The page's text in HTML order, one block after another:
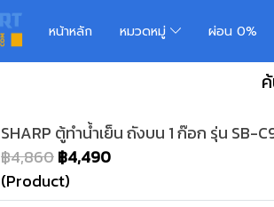
หน้าหลัก หมวดหมู่ ผ่อน 0%
SHARP ตู้ทำน้ำเย็น ถังบน 1 ก๊อก รุ่น SB-
฿4,860฿4,490
(Product)